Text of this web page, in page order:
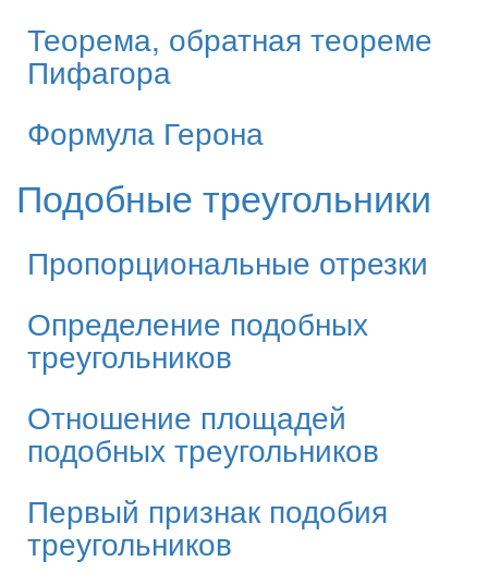
Теорема, обратная теореме
Пифагора
Формула Герона
Подобные треугольники
Пропорциональные отрезки
Определение подобных
треугольников
Отношение площадей
подобных треугольников
Первый признак подобия
треугольников